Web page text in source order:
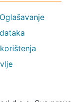
Oglašavanje